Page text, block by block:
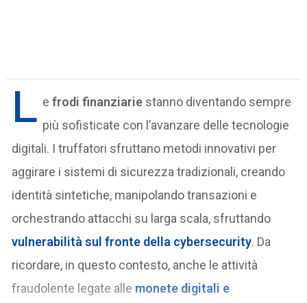
L efrodi finanziarie stanno diventando sempre
più sofisticate con l’avanzare delle tecnologie
digitali. I truffatori sfruttano metodi innovativi per
aggirare i sistemi di sicurezza tradizionali, creando
identità sintetiche, manipolando transazioni e
orchestrando attacchi su larga scala, sfruttando
vulnerabilità sul fronte della cybersecurity. Da
ricordare, in questo contesto, anche le attività
fraudolente legate alle monete digitali e